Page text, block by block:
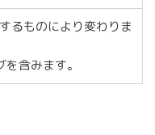
るものにより変わりま
含みます。